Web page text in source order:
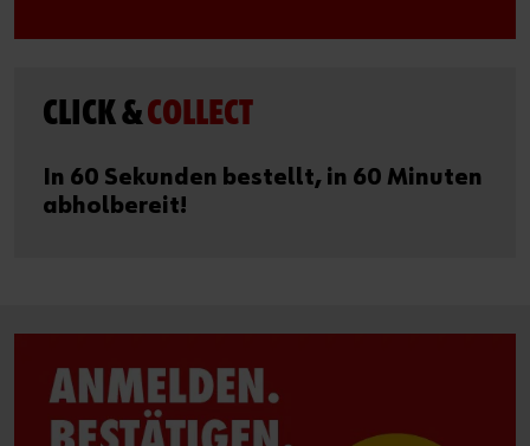
CLICK &COLLECT
In 60 Sekunden bestellt, in 60 Minuten
abholbereit!